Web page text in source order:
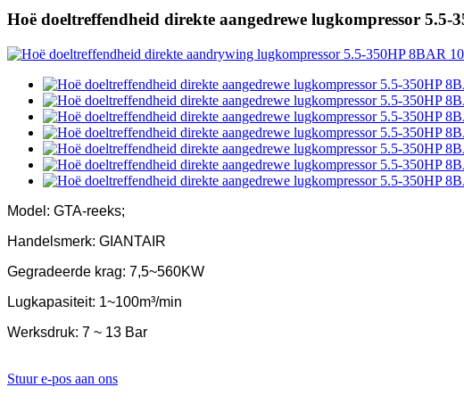
Hoë doeltreffendheid direkte aangedrewe lugkompressor
Model: GTA-reeks;
Handelsmerk: GIANTAIR
Gegradeerde krag: 7,5~560KW
Lugkapasiteit: 1~100m³/min
Werksdruk: 7 ~ 13 Bar
Stuur e-pos aan ons